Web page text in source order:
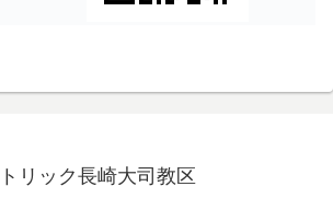
リック長崎大司教区